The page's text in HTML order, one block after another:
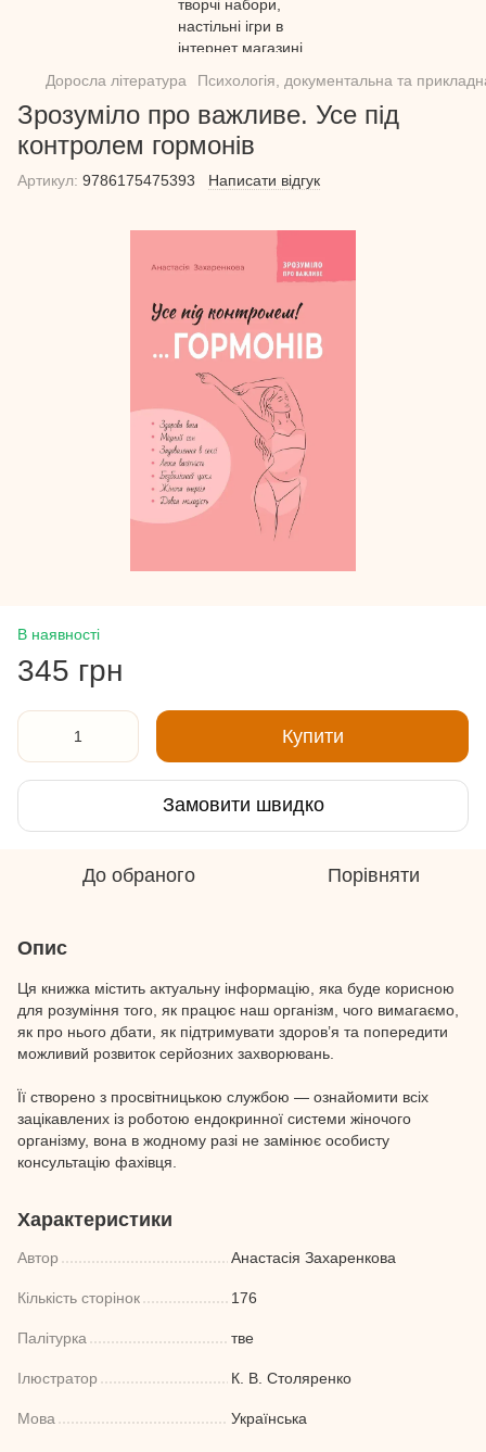
Доросла література Психологія, документальна та
Зрозуміло про важливе. Усе під
контролем гормонів
Артикул: 9786175475393 Написати відгук
В наявності
345 грн
Купити
Замовити швидко
До обраного Порівняти
Опис
Ця книжка містить актуальну інформацію, яка буде корисною
для розуміння того, як працює наш організм, чого вимагаємо,
як про нього дбати, як підтримувати здоров’я та попередити
можливий розвиток серйозних захворювань.
Її створено з просвітницькою службою — ознайомити всіх
зацікавлених із роботою ендокринної системи жіночого
організму, вона в жодному разі не замінює особисту
консультацію фахівця.
Характеристики
Автор Анастасія Захаренкова
Кількість сторінок 176
Палітурка тве
Ілюстратор К. В. Столяренко
Мова Українська